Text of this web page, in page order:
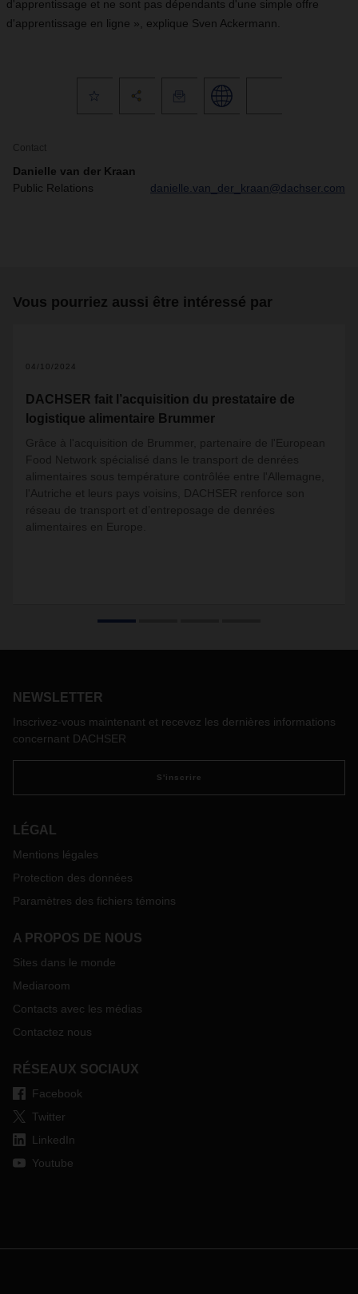
d'apprentissage et ne sont pas dépendants d'une simple offre
d'apprentissage en ligne », explique Sven Ackermann.
Contact
Danielle van der Kraan
Public Relations
danielle.van_der_kraan@dachser.com
Vous pourriez aussi être intéressé par
04/10/2024
DACHSER fait l’acquisition du prestataire de
logistique alimentaire Brummer
Grâce à l'acquisition de Brummer, partenaire de l'European
Food Network spécialisé dans le transport de denrées
alimentaires sous température contrôlée entre l'Allemagne,
l'Autriche et leurs pays voisins, DACHSER renforce son
réseau de transport et d’entreposage de denrées
alimentaires en Europe.
NEWSLETTER
Inscrivez-vous maintenant et recevez les dernières informations
concernant DACHSER
S'inscrire
LÉGAL
Mentions légales
Protection des données
Paramètres des fichiers témoins
A PROPOS DE NOUS
Sites dans le monde
Mediaroom
Contacts avec les médias
Contactez nous
RÉSEAUX SOCIAUX
Facebook
Twitter
LinkedIn
Youtube